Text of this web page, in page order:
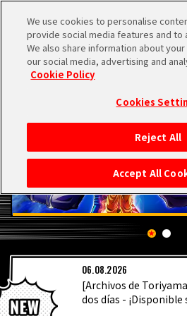
INICIO
NOTICIAS
LO MÁS DESTACADO
VÍDEOS
06.08.2026
[Archivos de
dos días - ¡Disponible
We use cookies to personalise
provide social media features and to
We also share information about
our social media, advertising and
Cookie Policy
Cookies
Reject All
Accept All